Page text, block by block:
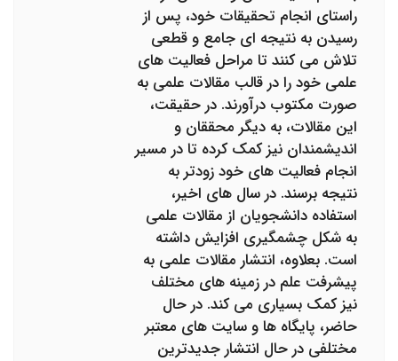
راستای انجام تحقیقات خود، پس از
رسیدن به نتیجه ای جامع و قطعی
تلاش می کنند تا مراحل فعالیت های
علمی خود را در قالب مقالات علمی به
صورت مکتوب درآورند. در حقیقت،
این مقالات، به دیگر محققان و
اندیشمندان نیز کمک کرده تا در مسیر
انجام فعالیت های خود زودتر به
نتیجه برسند. در سال های اخیر،
استفاده دانشجویان از مقالات علمی
به شکل چشمگیری افزایش داشته
است. بعلاوه، انتشار مقالات علمی به
پیشرفت علم در زمینه های مختلف
نیز کمک بسیاری می کند. در حال
حاضر، پایگاه ها و سایت های معتبر
مختلفی در حال انتشار جدیدترین